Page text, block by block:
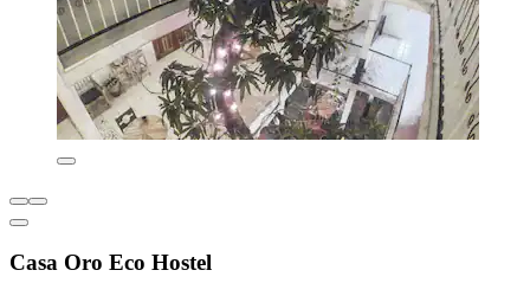
Casa Oro Eco Hostel